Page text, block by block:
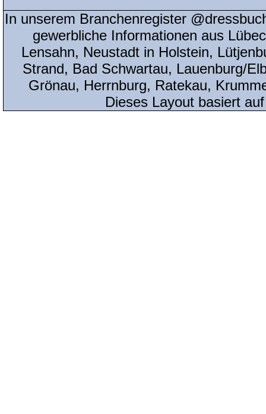
In unserem Branchenregister
gewerbliche Informationen aus
Lensahn, Neustadt in Holstein,
Strand, Bad Schwartau, Lauenburg/
Grönau, Herrnburg, Ratekau,
Dieses Layout basiert